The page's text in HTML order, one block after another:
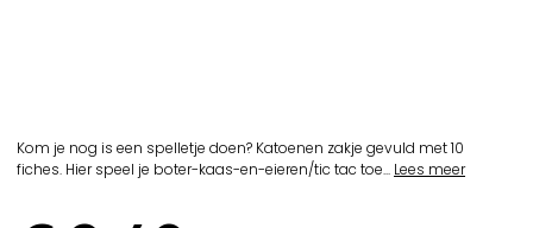
Kom je nog is een spelletje doen? Katoenen zakje gevuld met 10
fiches. Hier speel je boter-kaas-en-eieren/tic tac toe... Lees meer